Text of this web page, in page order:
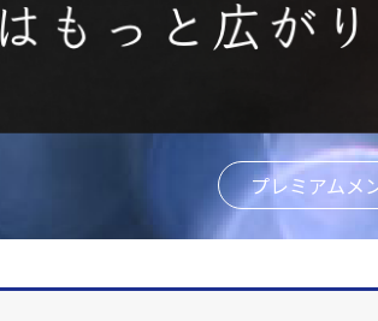
プレミアムメ